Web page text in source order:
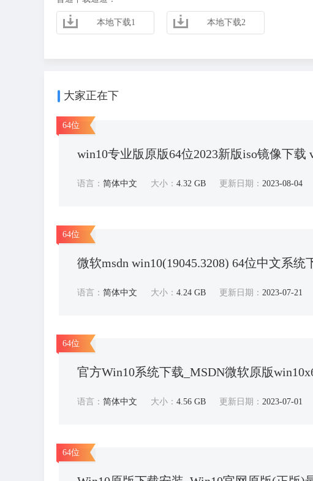
本地下载1 本地下载2
大家正在下
64位
win10专业版原版64位2023新版iso镜像下载
语言： 简体中文 大小： 4.32 GB 更新日期： 2023-08-04
64位
微软msdn win10(19045.3208) 64位中文系统
语言： 简体中文 大小： 4.24 GB 更新日期： 2023-07-21
64位
官方Win10系统下载_MSDN微软原版
语言： 简体中文 大小： 4.56 GB 更新日期： 2023-07-01
64位